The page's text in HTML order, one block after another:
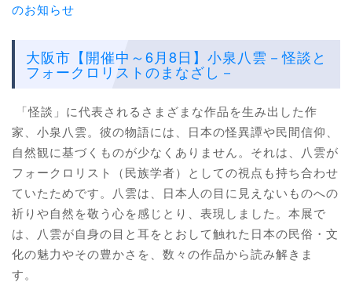
のお知らせ
大阪市【開催中～6月8日】小泉八雲－怪談と
フォークロリストのまなざし－
「怪談」に代表されるさまざまな作品を生み出した作
家、小泉八雲。彼の物語には、日本の怪異譚や民間信仰、
自然観に基づくものが少なくありません。それは、八雲が
フォークロリスト（民族学者）としての視点も持ち合わせ
ていたためです。八雲は、日本人の目に見えないものへの
祈りや自然を敬う心を感じとり、表現しました。本展で
は、八雲が自身の目と耳をとおして触れた日本の民俗・文
化の魅力やその豊かさを、数々の作品から読み解きま
す。